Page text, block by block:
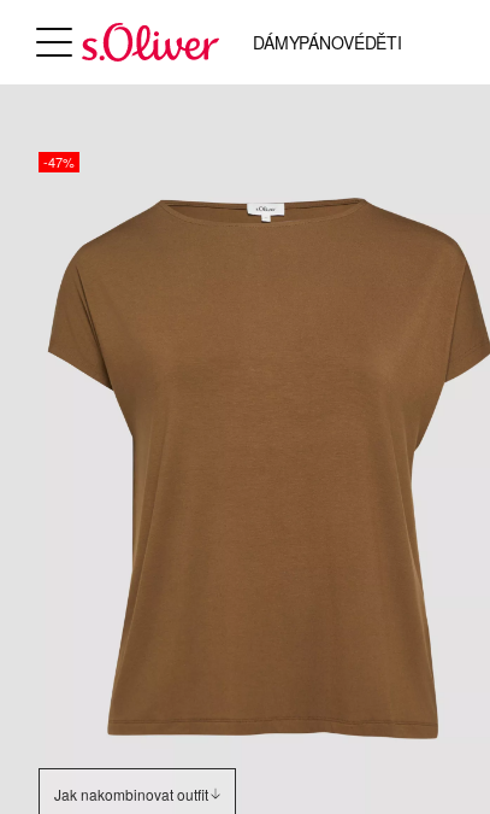
DÁMYPÁNOVÉDĚTI
-47%
Jak nakombinovat outfit